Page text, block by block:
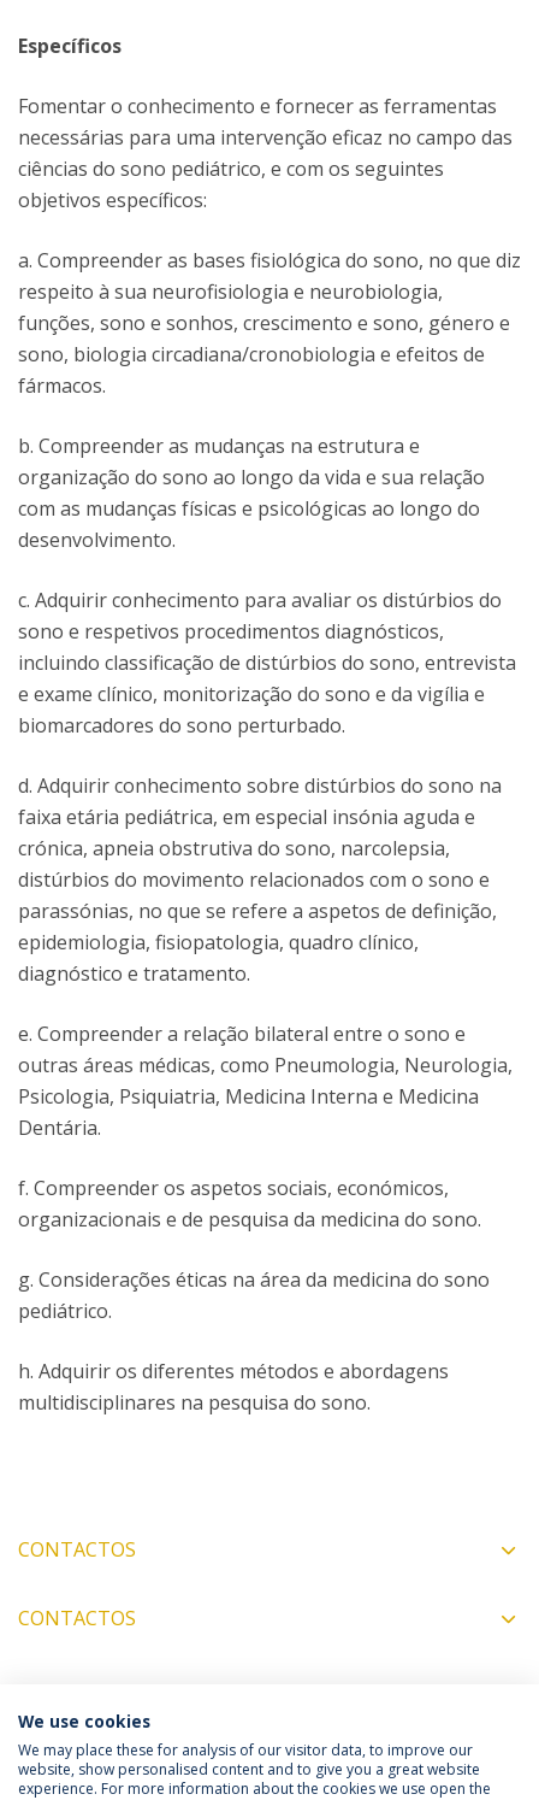
Específicos
Fomentar o conhecimento e fornecer as ferramentas
necessárias para uma intervenção eficaz no campo das
ciências do sono pediátrico, e com os seguintes
objetivos específicos:
a. Compreender as bases fisiológica do sono, no que diz
respeito à sua neurofisiologia e neurobiologia,
funções, sono e sonhos, crescimento e sono, género e
sono, biologia circadiana/cronobiologia e efeitos de
fármacos.
b. Compreender as mudanças na estrutura e
organização do sono ao longo da vida e sua relação
com as mudanças físicas e psicológicas ao longo do
desenvolvimento.
c. Adquirir conhecimento para avaliar os distúrbios do
sono e respetivos procedimentos diagnósticos,
incluindo classificação de distúrbios do sono, entrevista
e exame clínico, monitorização do sono e da vigília e
biomarcadores do sono perturbado.
d. Adquirir conhecimento sobre distúrbios do sono na
faixa etária pediátrica, em especial insónia aguda e
crónica, apneia obstrutiva do sono, narcolepsia,
distúrbios do movimento relacionados com o sono e
parassónias, no que se refere a aspetos de definição,
epidemiologia, fisiopatologia, quadro clínico,
diagnóstico e tratamento.
e. Compreender a relação bilateral entre o sono e
outras áreas médicas, como Pneumologia, Neurologia,
Psicologia, Psiquiatria, Medicina Interna e Medicina
Dentária.
f. Compreender os aspetos sociais, económicos,
organizacionais e de pesquisa da medicina do sono.
g. Considerações éticas na área da medicina do sono
pediátrico.
h. Adquirir os diferentes métodos e abordagens
multidisciplinares na pesquisa do sono.
CONTACTOS
CONTACTOS
COORDENADORES
Política de Privacidade Termos & Condições
We use cookies
We may place these for analysis of our visitor data, to improve our
website, show personalised content and to give you a great website
experience. For more information about the cookies we use open the